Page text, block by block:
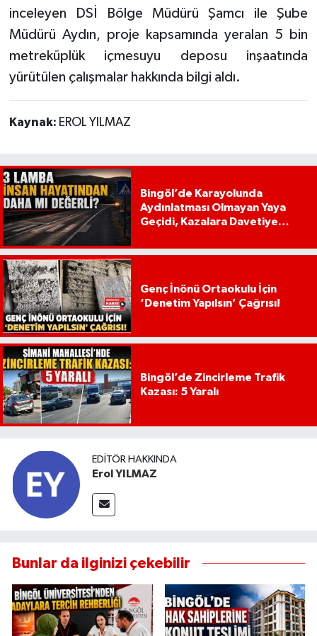
inceleyen DSİ Bölge Müdürü Şamcı ile Şube
Müdürü Aydın, proje kapsamında yeralan 5 bin
metreküplük içmesuyu deposu inşaatında
yürütülen çalışmalar hakkında bilgi aldı.
Kaynak: EROL YILMAZ
Bingöl’de Karayolunda
Aydınlatması Olmayan Yaya
Geçidi, Kazalara Davetiye
Genç İnönü Ortaokulu İçin
‘Denetim Yapılsın’ Çağrısı!
Bingöl’de Zincirleme Trafik
Kazası: 5 Yaralı
EDITÖR HAKKINDA
Erol YILMAZ
Bunlar da ilginizi çekebilir